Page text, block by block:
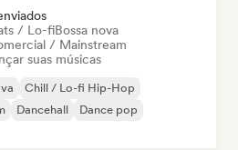
/ Lo-fiBossa nova
/ Mainstream
suas músicas
Chill / Lo-fi Hip-Hop
Dancehall
Dance pop